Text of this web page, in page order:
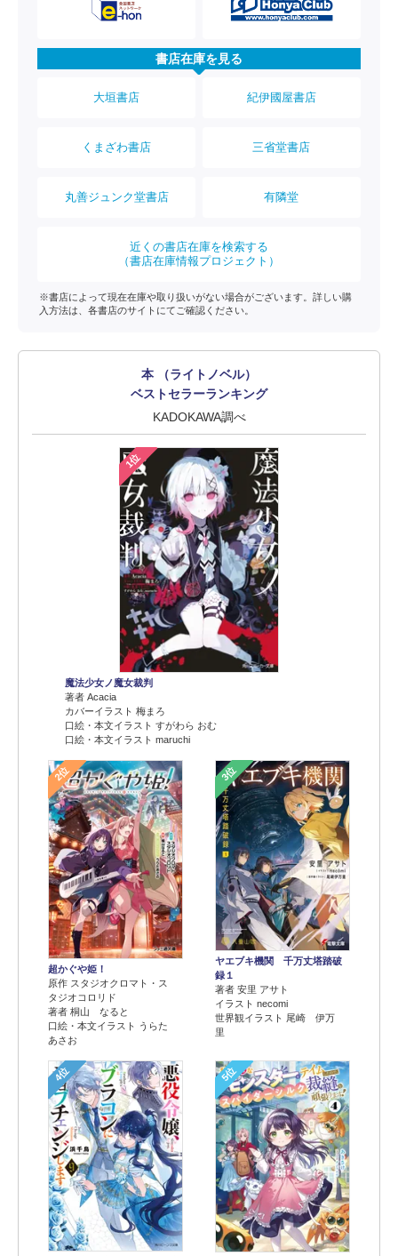
書店在庫を見る
大垣書店 紀伊國屋書店
くまざわ書店 三省堂書店
丸善ジュンク堂書店 有隣堂
近くの書店在庫を検索する
（書店在庫情報プロジェクト）
※書店によって現在在庫や取り扱いがない場合がございます。詳しい購
入方法は、各書店のサイトにてご確認ください。
本 （ライトノベル）
ベストセラーランキング
KADOKAWA調べ
1位
魔法少女ノ魔女裁判
著者 Acacia
カバーイラスト 梅まろ
口絵・本文イラスト すがわら おむ
口絵・本文イラスト maruchi
2位
超かぐや姫！
原作 スタジオクロマト・ス
タジオコロリド
著者 桐山 なると
口絵・本文イラスト うらた
あさお
3位
ヤエブキ機関 千万丈塔踏破
録１
著者 安里 アサト
イラスト necomi
世界観イラスト 尾崎 伊万
里
4位 5位